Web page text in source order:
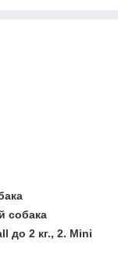
собака
до 2 кг., 2. Mini